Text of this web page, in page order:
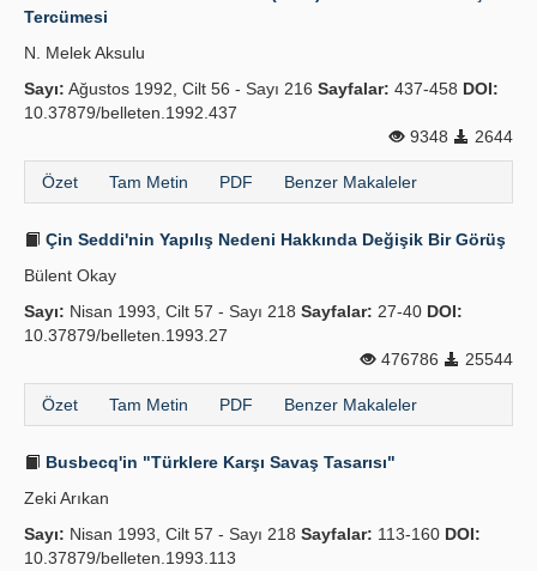
Tercümesi
N. Melek Aksulu
Sayı: Ağustos 1992, Cilt 56 - Sayı 216 Sayfalar: 437-458 DOI:
10.37879/belleten.1992.437
9348
2644
Özet Tam Metin PDF Benzer Makaleler
Çin Seddi'nin Yapılış Nedeni Hakkında Değişik Bir Görüş
Bülent Okay
Sayı: Nisan 1993, Cilt 57 - Sayı 218 Sayfalar: 27-40 DOI:
10.37879/belleten.1993.27
476786
25544
Özet Tam Metin PDF Benzer Makaleler
Busbecq'in "Türklere Karşı Savaş Tasarısı"
Zeki Arıkan
Sayı: Nisan 1993, Cilt 57 - Sayı 218 Sayfalar: 113-160 DOI:
10.37879/belleten.1993.113